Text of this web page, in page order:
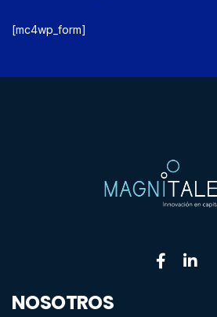
[mc4wp_form]
NOSOTROS